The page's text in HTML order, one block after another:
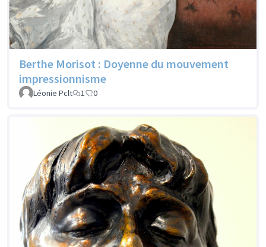
Berthe Morisot : Doyenne du mouvement
impressionnisme
Léonie Pclt 1 0